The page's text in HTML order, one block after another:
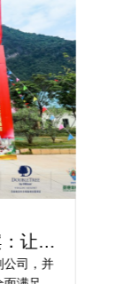
让你
公司，并